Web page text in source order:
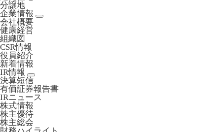
分譲地
企業情報
会社概要
健康経営
組織図
CSR情報
役員紹介
新着情報
IR情報
決算短信
有価証券報告書
IRニュース
株式情報
株主優待
株主総会